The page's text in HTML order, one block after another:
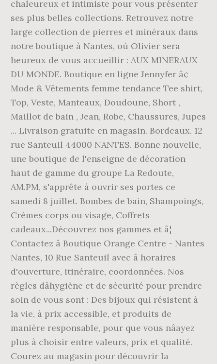
chaleureux et intimiste pour vous présenter
ses plus belles collections. Retrouvez notre
large collection de pierres et minéraux dans
notre boutique à Nantes, où Olivier sera
heureux de vous accueillir : AUX MINERAUX
DU MONDE. Boutique en ligne Jennyfer â¢
Mode & Vêtements femme tendance Tee shirt,
Top, Veste, Manteaux, Doudoune, Short ,
Maillot de bain , Jean, Robe, Chaussures, Jupes
... Livraison gratuite en magasin. Bordeaux. 12
rue Santeuil 44000 NANTES. Bonne nouvelle,
une boutique de l'enseigne de décoration
haut de gamme du groupe La Redoute,
AM.PM, s'apprête à ouvrir ses portes ce
samedi 8 juillet. Bombes de bain, Shampoings,
Crèmes corps ou visage, Coffrets
cadeaux...Découvrez nos gammes et â¦
Contactez â Boutique Orange Centre - Nantes
Nantes, 10 Rue Santeuil avec â horaires
d'ouverture, itinéraire, coordonnées. Nos
règles dâhygiène et de sécurité pour prendre
soin de vous sont : Des bijoux qui résistent à
la vie, à prix accessible, et produits de
manière responsable, pour que vous nâayez
plus à choisir entre valeurs, prix et qualité.
Courez au magasin pour découvrir la